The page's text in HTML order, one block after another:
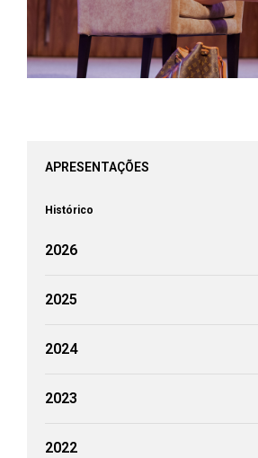
APRESENTAÇÕES
Histórico
2026
2025
2024
2023
2022